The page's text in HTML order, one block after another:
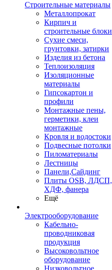
Строительные материалы
Металлопрокат
Кирпич и
строительные блоки
Сухие смеси,
грунтовки, затирки
Изделия из бетона
Теплоизоляция
Изоляционные
материалы
Гипсокартон и
профили
Монтажные пены,
герметики, клеи
монтажные
Кровля и водостоки
Подвесные потолки
Пиломатериалы
Лестницы
Панели,Сайдинг
Плиты OSB, ЛДСП,
ХДФ, фанера
Ещё
Электрооборудование
Кабельно-
проводниковая
продукция
Высоковольтное
оборудование
Низковольтное